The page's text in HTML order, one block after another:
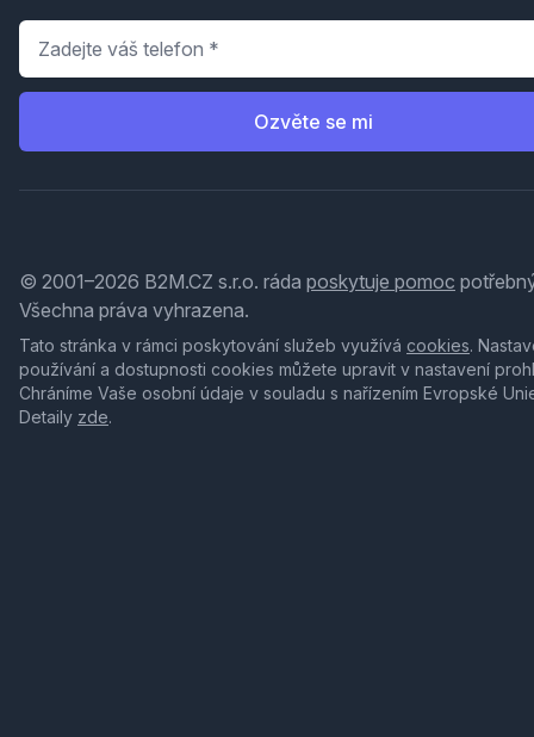
Telefon
Ozvěte se mi
© 2001–2026 B2M.CZ s.r.o. ráda poskytuje pomoc
Všechna práva vyhrazena.
Tato stránka v rámci poskytování služeb využívá cookies.
používání a dostupnosti cookies můžete upravit v nastavení
Chráníme Vaše osobní údaje v souladu s nařízením Evropské
Detaily zde.